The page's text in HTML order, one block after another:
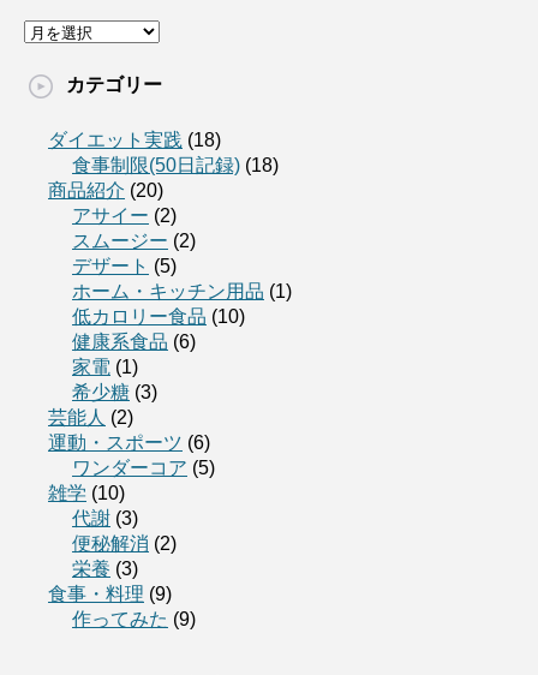
カテゴリー
ダイエット実践 (18)
食事制限(50日記録) (18)
商品紹介 (20)
アサイー (2)
スムージー (2)
デザート (5)
ホーム・キッチン用品 (1)
低カロリー食品 (10)
健康系食品 (6)
家電 (1)
希少糖 (3)
芸能人 (2)
運動・スポーツ (6)
ワンダーコア (5)
雑学 (10)
代謝 (3)
便秘解消 (2)
栄養 (3)
食事・料理 (9)
作ってみた (9)